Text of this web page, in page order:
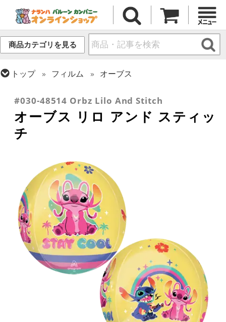
商品カテゴリを見る
トップ フィルム
オーブス
#030-48514 Orbz Lilo And Stitch
オーブス リロ アンド スティッ
チ